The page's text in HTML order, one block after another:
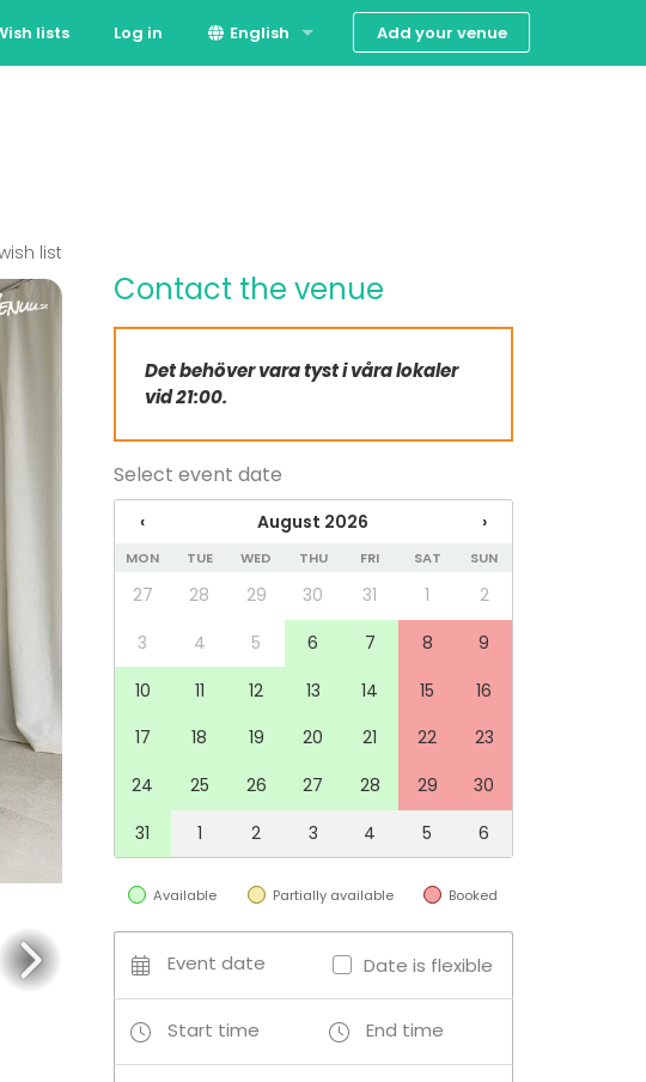
lists Log in English Add your venue
list
Contact the venue
Det behöver vara tyst i våra lokaler
vid 21:00.
Select event date
‹ August 2026 ›
MON TUE WED THU FRI SAT SUN
27 28 29 30 31 1
2
3
4 5 6 7 8
9
10
11 12 13 14 15
16
17
18 19 20 21 22
23
24
25 26 27 28 29
30
31
1 2 3 4 5 6
Available Partially available Booked
Event date Date is flexible
Start time End time